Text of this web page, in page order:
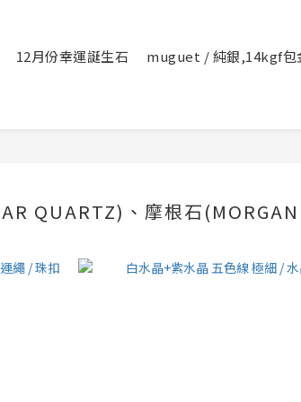
12月份幸運誕生石
muguet / 純銀,14kgf包
QUARTZ)、摩根石